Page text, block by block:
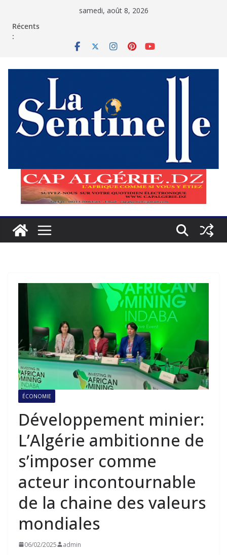
samedi, août 8, 2026
Récents
:
ÉCONOMIE
Développement minier:
L’Algérie ambitionne de
s’imposer comme
acteur incontournable
de la chaine des valeurs
mondiales
06/02/2025 admin